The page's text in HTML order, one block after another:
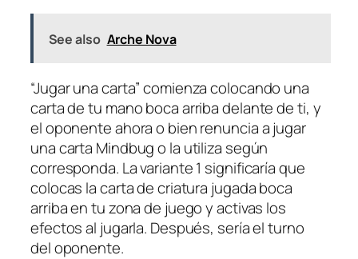
See also Arche Nova
“Jugar una carta” comienza colocando una
carta de tu mano boca arriba delante de ti, y
el oponente ahora o bien renuncia a jugar
una carta Mindbug o la utiliza según
corresponda. La variante 1 significaría que
colocas la carta de criatura jugada boca
arriba en tu zona de juego y activas los
efectos al jugarla. Después, sería el turno
del oponente.